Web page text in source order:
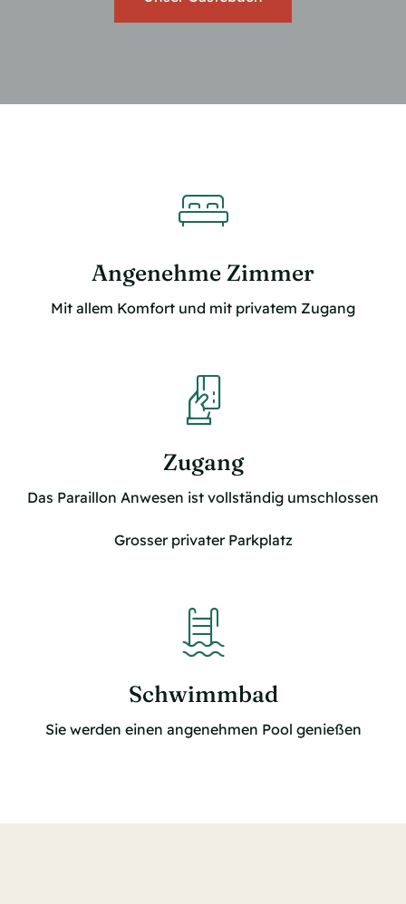
Angenehme Zimmer
Mit allem Komfort und mit privatem Zugang
Zugang
Das Paraillon Anwesen ist vollständig umschlossen
Grosser privater Parkplatz
Schwimmbad
Sie werden einen angenehmen Pool genießen